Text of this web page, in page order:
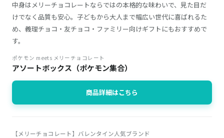
中身はメリーチョコレートならではの本格的な味わいで、見た目だ
けでなく品質も安心。子どもから大人まで幅広い世代に喜ばれるた
め、義理チョコ・友チョコ・ファミリー向けギフトにもおすすめで
す。
ポケモン meets メリーチョコレート
アソートボックス（ポケモン集合）
商品詳細はこちら
【メリーチョコレート】バレンタイン人気ブランド